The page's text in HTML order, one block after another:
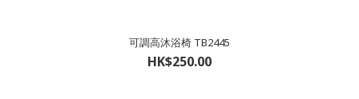
可調高沐浴椅 TB2445
HK$250.00